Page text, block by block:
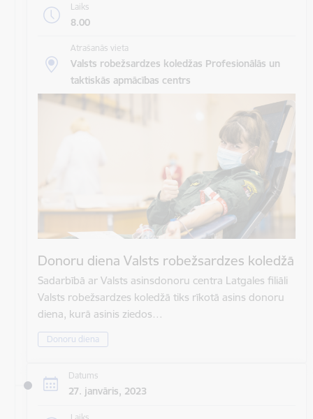
Laiks
8.00
Atrašanās vieta
Valsts robežsardzes koledžas Profesionālās un
taktiskās apmācības centrs
Donoru diena Valsts robežsardzes koledžā
Sadarbībā ar Valsts asinsdonoru centra Latgales filiāli
Valsts robežsardzes koledžā tiks rīkotā asins donoru
diena, kurā asinis ziedos…
Donoru diena
Datums
27. janvāris, 2023